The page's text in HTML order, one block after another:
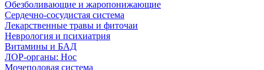
Обезболивающие и жаропонижающие
Сердечно-сосудистая система
Лекарственные травы и фиточаи
Неврология и психиатрия
Витамины и БАД
ЛОР-органы: Нос
Мочеполовая система